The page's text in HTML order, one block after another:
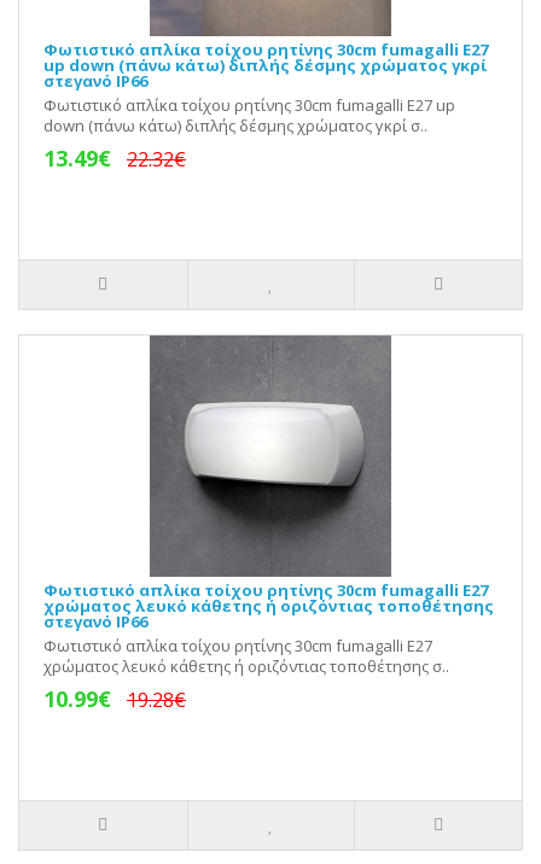
Φωτιστικό απλίκα τοίχου ρητίνης 30cm fumagalli Ε27
up down (πάνω κάτω) διπλής δέσμης χρώματος γκρί
στεγανό IP66
Φωτιστικό απλίκα τοίχου ρητίνης 30cm fumagalli Ε27 up
down (πάνω κάτω) διπλής δέσμης χρώματος γκρί σ..
13.49€ 22.32€
Φωτιστικό απλίκα τοίχου ρητίνης 30cm fumagalli Ε27
χρώματος λευκό κάθετης ή οριζόντιας τοποθέτησης
στεγανό IP66
Φωτιστικό απλίκα τοίχου ρητίνης 30cm fumagalli Ε27
χρώματος λευκό κάθετης ή οριζόντιας τοποθέτησης σ..
10.99€ 19.28€